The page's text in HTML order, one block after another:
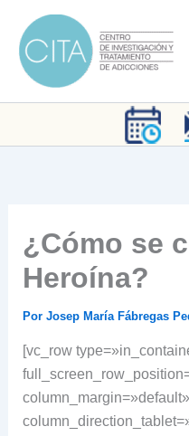
contenido
¿Cómo se
Heroína?
Por Josep María Fábregas
[vc_row